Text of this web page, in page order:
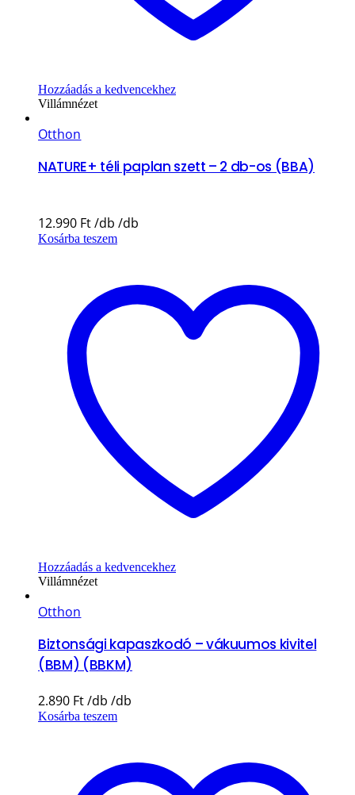
Hozzáadás a kedvencekhez
Villámnézet
Otthon
NATURE+ téli paplan szett – 2 db-os (BBA)
12.990 Ft
Kosárba teszem
Hozzáadás a kedvencekhez
Villámnézet
Otthon
Biztonsági kapaszkodó – vákuumos kivitel
(BBM) (BBKM)
2.890 Ft
Kosárba teszem